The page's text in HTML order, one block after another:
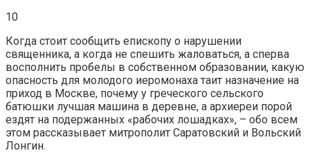
10
Когда стоит сообщить епископу о нарушении
священника, а когда не спешить жаловаться, а сперва
восполнить пробелы в собственном образовании, какую
опасность для молодого иеромонаха таит назначение на
приход в Москве, почему у греческого сельского
батюшки лучшая машина в деревне, а архиереи порой
ездят на подержанных «рабочих лошадках», – обо всем
этом рассказывает митрополит Саратовский и Вольский
Лонгин.